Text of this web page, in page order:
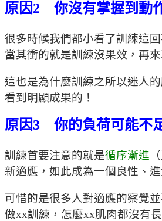
原因2 你沒有掌握到動
很多時候我們都小看了訓練這
當其衝的就是訓練沒果效，再
這也是為什麼訓練之所以迷人
看到明顯成果的！
原因3 你的負荷可能不
訓練首要注意的就是循序漸進
新適應，如此成為一個良性、進
可惜的是很多人對適應的察覺
做xx訓練，怎麼xx肌肉都沒有長